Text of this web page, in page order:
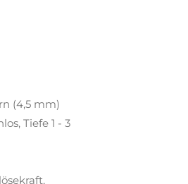
(4,5 mm)
Tiefe 1 - 3